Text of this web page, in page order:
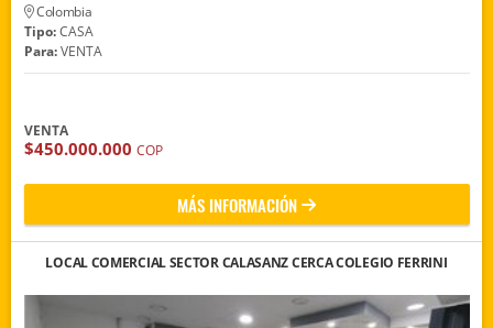
Colombia
Tipo:CASA
Para:VENTA
VENTA
$450.000.000 COP
MÁS INFORMACIÓN
LOCAL COMERCIAL SECTOR CALASANZ CERCA COLEGIO FERRINI